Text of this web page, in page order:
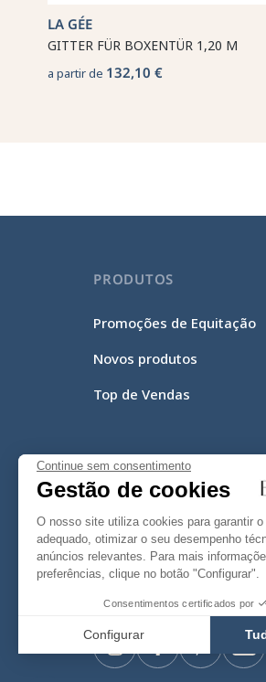
Continue sem consentimento
Gestão de cookies
O nosso site utiliza cookies para garantir
adequado, otimizar o seu desempenho
anúncios relevantes. Para mais
preferências, clique no botão "Configurar".
Consentimentos certificados por
Configurar
Axeptio consent
Plataforma de Gestão de
LA GÉE
GITTER FÜR BOXENTÜR 1,20 M
a partir de 132,10 €
PRODUTOS
Promoções de Equitação
Novos produtos
Top de Vendas
FacebookPinterest
Instagram